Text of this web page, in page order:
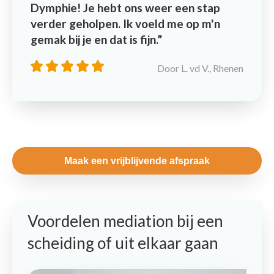
Dymphie! Je hebt ons weer een stap
verder geholpen. Ik voeld me op m'n
gemak bij je en dat is fijn.
Door L. vd V., Rhenen
Maak een vrijblijvende afspraak
Voordelen mediation bij een
scheiding of uit elkaar gaan